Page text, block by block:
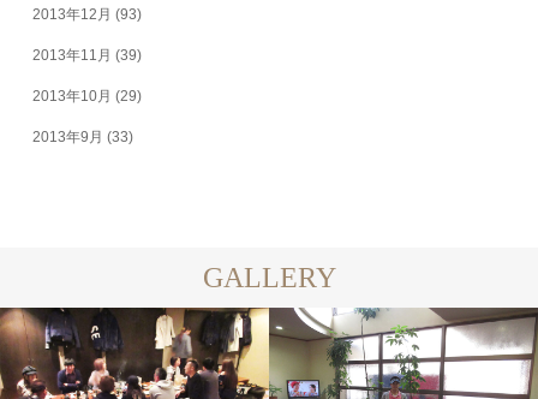
2013年12月 (93)
2013年11月 (39)
2013年10月 (29)
2013年9月 (33)
GALLERY